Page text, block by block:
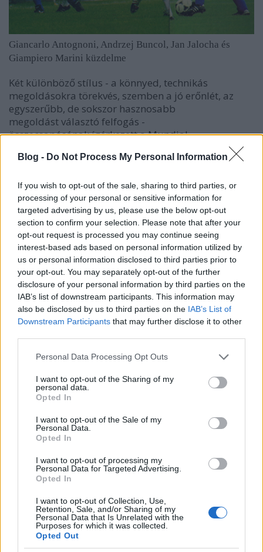
Blog - Do Not Process My Personal Information
If you wish to opt-out of the sale, sharing to third parties, or
processing of your personal or sensitive information for
targeted advertising by us, please use the below opt-out
section to confirm your selection. Please note that after your
opt-out request is processed you may continue seeing
interest-based ads based on personal information utilized by
us or personal information disclosed to third parties prior to
your opt-out. You may separately opt-out of the further
disclosure of your personal information by third parties on the
IAB’s list of downstream participants. This information may
also be disclosed by us to third parties on the IAB’s List of
Downstream Participants that may further disclose it to other
Please note that this website/app uses one or more Google
not limited to your visit or usage behaviour. You may click to
grant or deny consent to Google and its third-party tags to
use your data for below specified purposes in below Google
consent section.
Personal Data Processing Opt Outs
I want to opt-out of the Sharing of my
personal data.
Opted In
I want to opt-out of the Sale of my
Personal Data.
Opted In
I want to opt-out of processing my
Personal Data for Targeted Advertising.
Opted In
I want to opt-out of Collection, Use,
Retention, Sale, and/or Sharing of my
Personal Data that Is Unrelated with the
Purposes for which it was collected.
Opted Out
Giancarlo Antognoni, Andrzej Buncol, Jan Jalocha és
Giampiero Marini küzdelme
Két különböző stílus - a könnyed, technikás
megoldásokra törekvés, szemben a jó erőnlét, az
egyszerűbb, de sokszor hasznosabb
megoldást választó felfogás -
összecsapásának ígérkezett a Mundial